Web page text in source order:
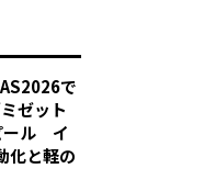
で
ゼット
ール イ
化と軽の